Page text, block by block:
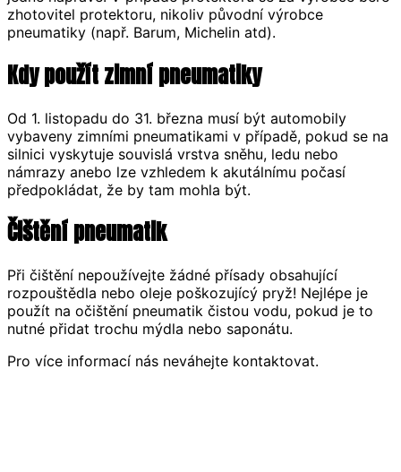
zhotovitel protektoru, nikoliv původní výrobce
pneumatiky (např. Barum, Michelin atd).
Kdy použít zimní pneumatiky
Od 1. listopadu do 31. března musí být automobily
vybaveny zimními pneumatikami v případě, pokud se na
silnici vyskytuje souvislá vrstva sněhu, ledu nebo
námrazy anebo lze vzhledem k akutálnímu počasí
předpokládat, že by tam mohla být.
Čištění pneumatik
Při čištění nepoužívejte žádné přísady obsahující
rozpouštědla nebo oleje poškozujícý pryž! Nejlépe je
použít na očištění pneumatik čistou vodu, pokud je to
nutné přidat trochu mýdla nebo saponátu.
Pro více informací nás neváhejte kontaktovat.